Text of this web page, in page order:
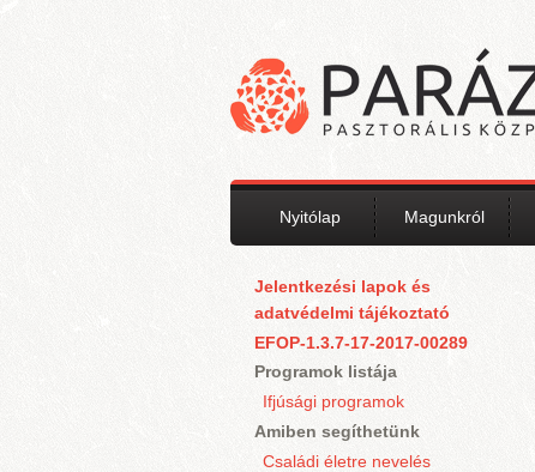
Nyitólap Magunkról
Jelentkezési lapok és
adatvédelmi tájékoztató
EFOP-1.3.7-17-2017-00289
Programok listája
Ifjúsági programok
Amiben segíthetünk
Családi életre nevelés